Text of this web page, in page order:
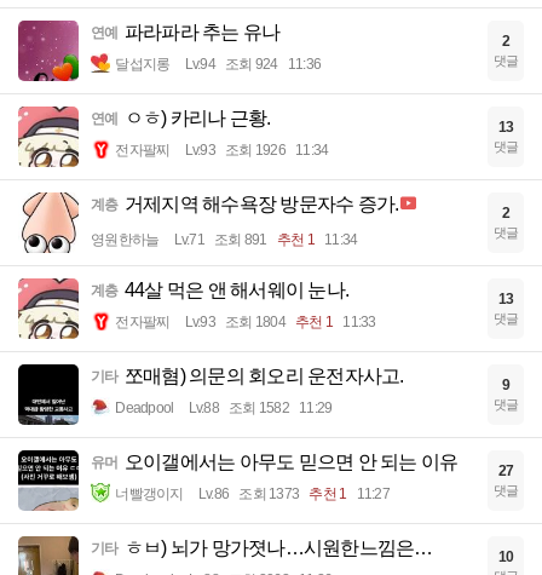
연예 파라파라 추는 유나
달섭지롱 Lv.94 조회 924 11:36
2
댓글
연예 ㅇㅎ) 카리나 근황.
전자팔찌 Lv.93 조회 1926 11:34
13
댓글
계층 거제지역 해수욕장 방문자수 증가.
영원한하늘 Lv.71 조회 891 추천 1 11:34
2
댓글
계층 44살 먹은 앤 해서웨이 눈나.
전자팔찌 Lv.93 조회 1804 추천 1 11:33
13
댓글
기타 쪼매혐) 의문의 회오리 운전자사고.
Deadpool Lv.88 조회 1582 11:29
9
댓글
유머 오이갤에서는 아무도 믿으면 안 되는 이유
너빨갱이지 Lv.86 조회 1373 추천 1 11:27
27
댓글
기타 ㅎㅂ) 뇌가 망가졋나…시원한느낌은… 10